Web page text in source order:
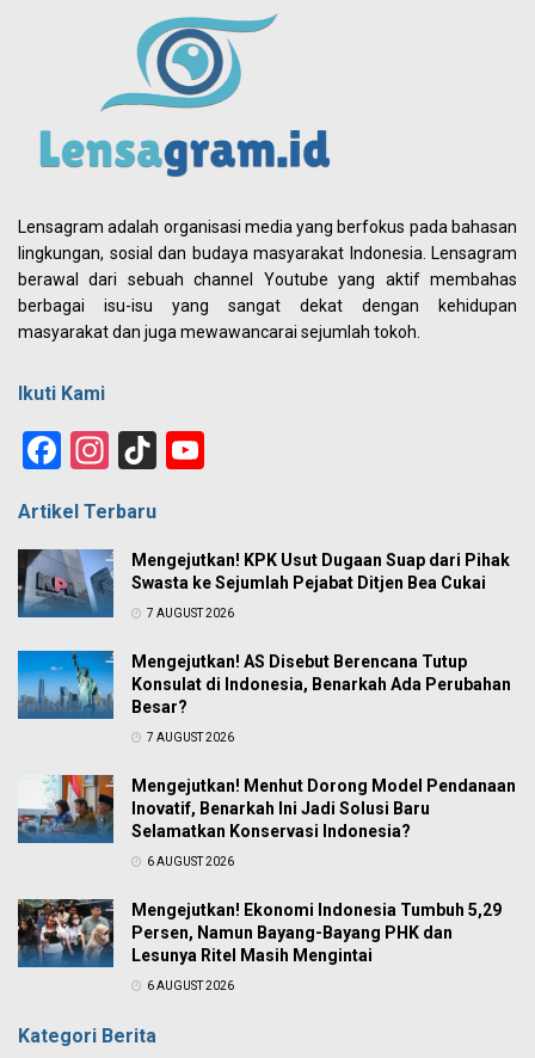
Lensagram adalah organisasi media yang berfokus pada bahasan
lingkungan, sosial dan budaya masyarakat Indonesia. Lensagram
berawal dari sebuah channel Youtube yang aktif membahas
berbagai isu-isu yang sangat dekat dengan kehidupan
masyarakat dan juga mewawancarai sejumlah tokoh.
Ikuti Kami
Facebook
Instagram
TikTok
Artikel Terbaru
Mengejutkan! KPK Usut Dugaan Suap dari Pihak
Swasta ke Sejumlah Pejabat Ditjen Bea Cukai
7 AUGUST 2026
Mengejutkan! AS Disebut Berencana Tutup
Konsulat di Indonesia, Benarkah Ada Perubahan
Besar?
7 AUGUST 2026
Mengejutkan! Menhut Dorong Model Pendanaan
Inovatif, Benarkah Ini Jadi Solusi Baru
Selamatkan Konservasi Indonesia?
6 AUGUST 2026
Mengejutkan! Ekonomi Indonesia Tumbuh 5,29
Persen, Namun Bayang-Bayang PHK dan
Lesunya Ritel Masih Mengintai
6 AUGUST 2026
Kategori Berita